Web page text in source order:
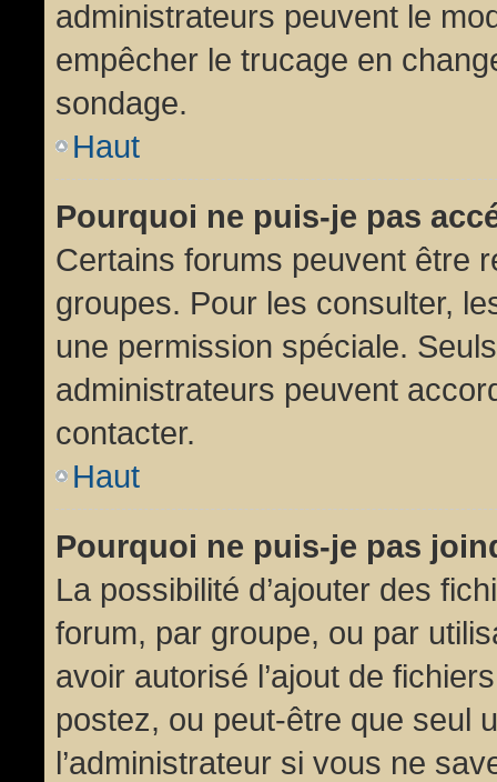
administrateurs peuvent le
empêcher le trucage en
sondage.
Haut
Pourquoi ne puis-je pas
Certains forums peuvent être
groupes. Pour les consulter,
une permission spéciale.
administrateurs peuvent
contacter.
Haut
Pourquoi ne puis-je pas
La possibilité d’ajouter des
forum, par groupe, ou par
avoir autorisé l’ajout de
postez, ou peut-être que seul
l’administrateur si vous ne